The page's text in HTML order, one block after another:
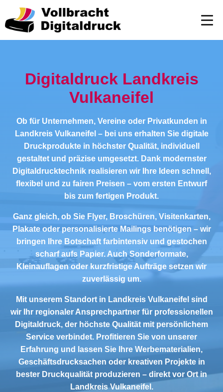
Digitaldruck Landkreis
Vulkaneifel
Ob für Unternehmen, Vereine oder Privatkunden in
Landkreis Vulkaneifel – bei uns erhalten Sie digitale
Druckprodukte in höchster Qualität, individuell
gestaltet und präzise umgesetzt. Dank modernster
Digitaldrucktechnik realisieren wir Ihre Ideen schnell,
flexibel und zu fairen Preisen – vom ersten Entwurf
bis zum fertigen Produkt.
Ganz gleich, ob Sie Flyer, Broschüren, Visitenkarten,
Plakate oder personalisierte Mailings benötigen – wir
bringen Ihre Botschaft farbintensiv und gestochen
scharf aufs Papier. Auch Sonderformate,
Kleinauflagen oder kurzfristige Aufträge setzen wir
zuverlässig um.
Mit unserem Standort in Landkreis Vulkaneifel sind
wir Ihr regionaler Ansprechpartner für professionellen
Digitaldruck, der höchste Qualität mit persönlichem
Service verbindet. Profitieren Sie von unserer
Erfahrung und lassen Sie Ihre Werbematerialien,
Geschäftsdrucksachen oder kreativen Projekte in
bester Druckqualität produzieren – direkt vor Ort in
Landkreis Vulkaneifel.